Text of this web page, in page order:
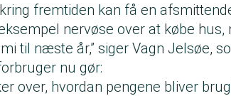
fremtiden kan få en
nervøse over at købe hus,
til næste år,” siger Vagn Jelsøe,
nu gør:
over, hvordan pengene bliver